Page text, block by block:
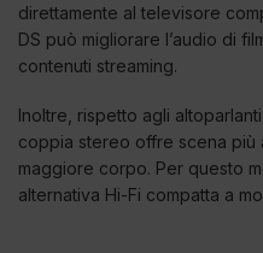
direttamente al televisore
DS può migliorare l’audio di
contenuti streaming.
Inoltre, rispetto agli
coppia stereo offre scena più
maggiore corpo. Per questo
alternativa Hi-Fi compatta a